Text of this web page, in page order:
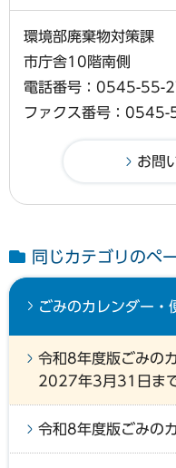
環境部廃棄物対策課
市庁舎10階南側
電話番号：0545-
ファクス番号：
同じカテゴリのペ
ごみのカレンダー・
令和8年度版ごみの
2027年3月31日まで
令和8年度版ごみの